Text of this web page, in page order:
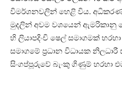
විමර්ශනවලින් හෙළි විය.
මුදලින් අවම වශයෙන් ඇමරිකානු
හි ලියාපදිංචි ෂෙල් සමාගමක්
සමාගමේ ප්‍රධාන විධායක
සිංගප්පූරුවේ බැංකු ගිණුම් හරහා